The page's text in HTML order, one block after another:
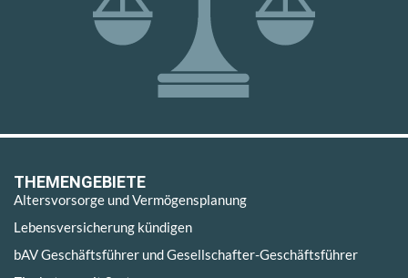
THEMENGEBIETE
Altersvorsorge und Vermögensplanung
Lebensversicherung kündigen
bAV Geschäftsführer und Gesellschafter-Geschäftsführer